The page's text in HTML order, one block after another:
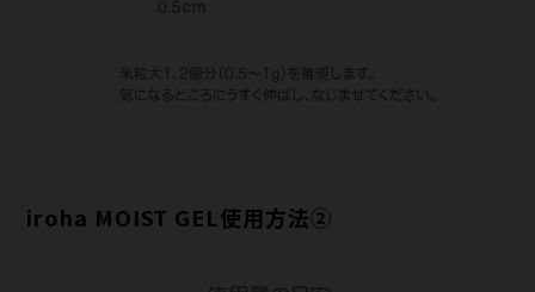
iroha MOIST GEL使用方法②